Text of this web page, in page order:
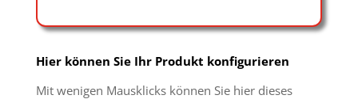
Hier können Sie Ihr Produkt konfigurieren
Mit wenigen Mausklicks können Sie hier dieses